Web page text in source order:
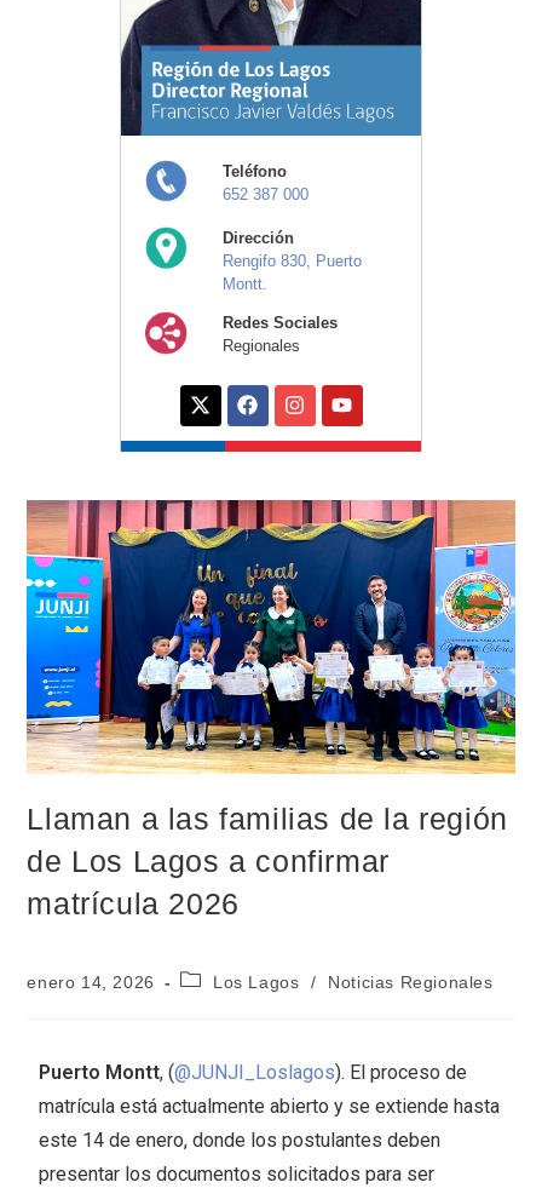
Teléfono
652 387 000
Dirección
Rengifo 830, Puerto
Montt.
Redes Sociales
Regionales
Llaman a las familias de la región
de Los Lagos a confirmar
matrícula 2026
enero 14, 2026 Los Lagos / Noticias Regionales
Puerto Montt, (@JUNJI_Loslagos). El proceso de
matrícula está actualmente abierto y se extiende hasta
este 14 de enero, donde los postulantes deben
presentar los documentos solicitados para ser